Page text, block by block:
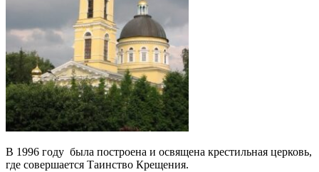
В 1996 году была построена и освящена крестильная церковь,
где совершается Таинство Крещения.